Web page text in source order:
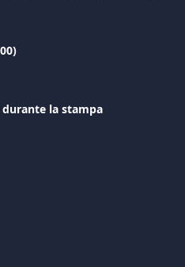
la stampa